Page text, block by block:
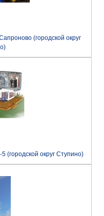
(городской округ
(городской округ Ступино)